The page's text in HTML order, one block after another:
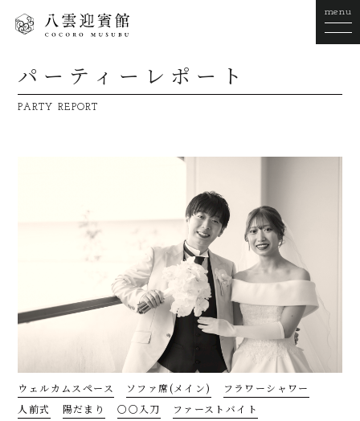
menu
パーティーレポート
PARTY REPORT
ウェルカムスペース ソファ席(メイン)
フラワーシャワー
人前式
陽だまり 〇〇入刀
ファーストバイト